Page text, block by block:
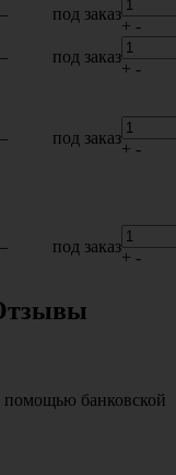
под заказ
+ -
под заказ
+ -
под заказ
+ -
под заказ
+ -
помощью банковской